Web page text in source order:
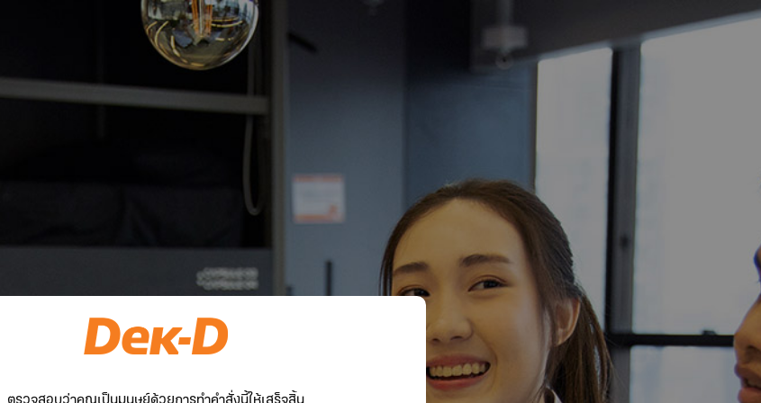
ตรวจสอบว่าคุณเป็นมนุษย์ด้วยการทำคำสั่งนี้ให้เสร็จสิ้น